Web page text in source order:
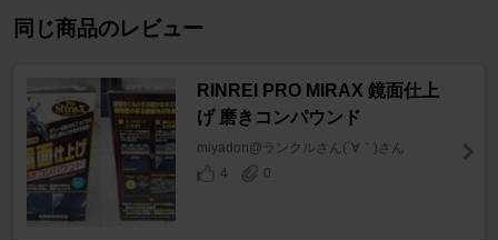
同じ商品のレビュー
RINREI PRO MIRAX 鏡面仕上
げ 磨きコンパウンド
miyadon@ランクルさん(´∀｀)さん
4
0